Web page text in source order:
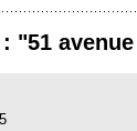
"51